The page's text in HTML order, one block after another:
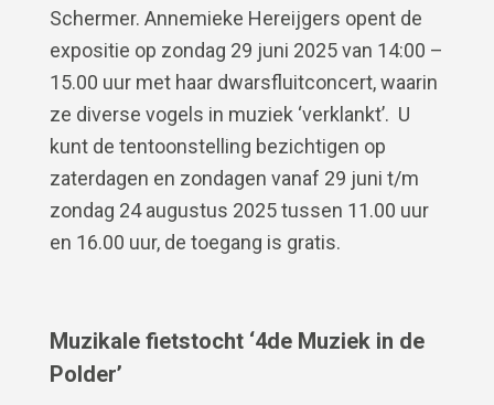
Schermer. Annemieke Hereijgers opent de
expositie op zondag 29 juni 2025 van 14:00 –
15.00 uur met haar dwarsfluitconcert, waarin
ze diverse vogels in muziek ‘verklankt’. U
kunt de tentoonstelling bezichtigen op
zaterdagen en zondagen vanaf 29 juni t/m
zondag 24 augustus 2025 tussen 11.00 uur
en 16.00 uur, de toegang is gratis.
Muzikale fietstocht ‘4de Muziek in de
Polder’